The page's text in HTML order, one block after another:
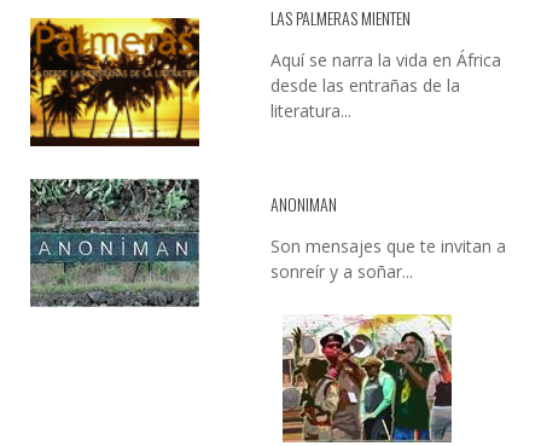
LAS PALMERAS MIENTEN
Aquí se narra la vida en África
desde las entrañas de la
literatura...
ANONIMAN
Son mensajes que te invitan a
sonreír y a soñar...